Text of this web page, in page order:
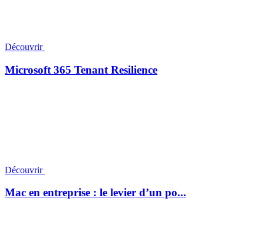
Découvrir
Microsoft 365 Tenant Resilience
Découvrir
Mac en entreprise : le levier d’un po...